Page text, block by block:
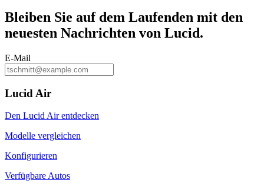
Bleiben Sie auf dem Laufenden mit den
neuesten Nachrichten von Lucid.
E-Mail
Lucid Air
Den Lucid Air entdecken
Modelle vergleichen
Konfigurieren
Verfügbare Autos